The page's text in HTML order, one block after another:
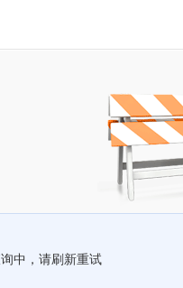
中，请刷新重试